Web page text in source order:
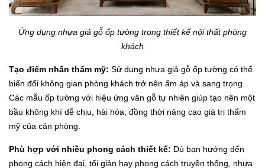
Ứng dụng nhựa giả gỗ ốp tường trong thiết kế nội thất phòng
khách
Tạo điểm nhấn thẩm mỹ: Sử dụng nhựa giả gỗ ốp tường có thể
biến đổi không gian phòng khách trở nên ấm áp và sang trọng.
Các mẫu ốp tường với hiệu ứng vân gỗ tự nhiên giúp tạo nên một
bầu không khí dễ chịu, hài hòa, đồng thời nâng cao giá trị thẩm
mỹ của căn phòng.
Phù hợp với nhiều phong cách thiết kế: Dù bạn hướng đến
phong cách hiện đại, tối giản hay phong cách truyền thống, nhựa